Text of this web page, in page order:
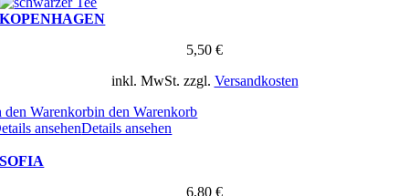
KOPENHAGEN
5,50 €
inkl. MwSt. zzgl. Versandkosten
den Warenkorbin den Warenkorb
ansehenDetails ansehen
SOFIA
6,80 €